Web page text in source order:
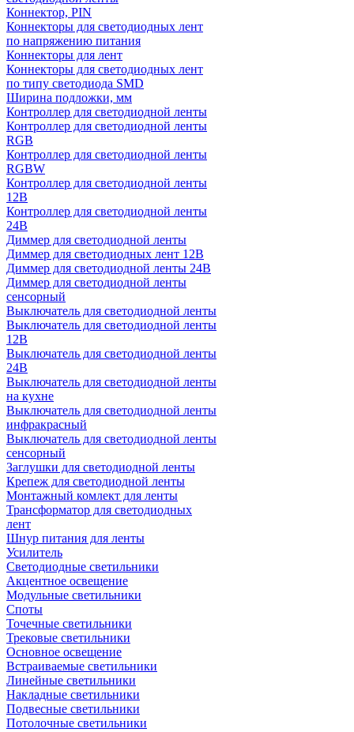
Коннектор, PIN
Коннекторы для светодиодных лент
по напряжению питания
Коннекторы для лент
Коннекторы для светодиодных лент
по типу светодиода SMD
Ширина подложки, мм
Контроллер для светодиодной ленты
Контроллер для светодиодной ленты
RGB
Контроллер для светодиодной ленты
RGBW
Контроллер для светодиодной ленты
12В
Контроллер для светодиодной ленты
24В
Диммер для светодиодной ленты
Диммер для светодиодных лент 12В
Диммер для светодиодной ленты 24В
Диммер для светодиодной ленты
сенсорный
Выключатель для светодиодной ленты
Выключатель для светодиодной ленты
12В
Выключатель для светодиодной ленты
24В
Выключатель для светодиодной ленты
на кухне
Выключатель для светодиодной ленты
инфракрасный
Выключатель для светодиодной ленты
сенсорный
Заглушки для светодиодной ленты
Крепеж для светодиодной ленты
Монтажный комлект для ленты
Трансформатор для светодиодных
лент
Шнур питания для ленты
Усилитель
Светодиодные светильники
Акцентное освещение
Модульные светильники
Споты
Точечные светильники
Трековые светильники
Основное освещение
Встраиваемые светильники
Линейные светильники
Накладные светильники
Подвесные светильники
Потолочные светильники